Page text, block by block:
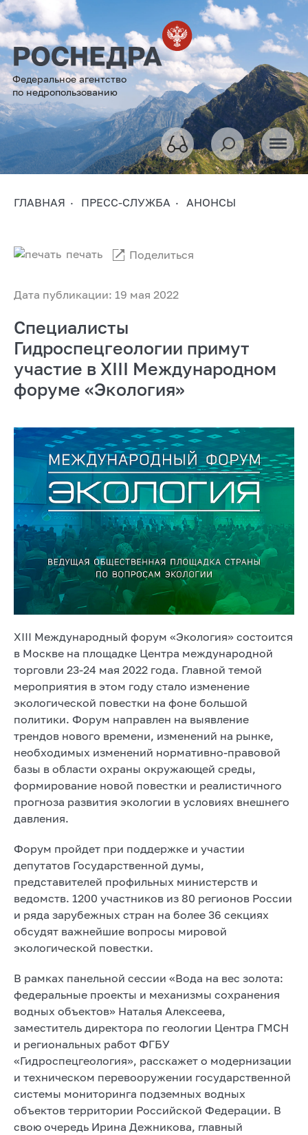
Федеральное агентство
по недропользованию
ГЛАВНАЯ ПРЕСС-СЛУЖБА АНОНСЫ
Дата публикации: 19 мая 2022
печать Поделиться
Специалисты
Гидроспецгеологии примут
участие в XIII Международном
форуме «Экология»
XIII Международный форум «Экология» состоится
в Москве на площадке Центра международной
торговли 23-24 мая 2022 года. Главной темой
мероприятия в этом году стало изменение
экологической повестки на фоне большой
политики. Форум направлен на выявление
трендов нового времени, изменений на рынке,
необходимых изменений нормативно-правовой
базы в области охраны окружающей среды,
формирование новой повестки и реалистичного
прогноза развития экологии в условиях внешнего
давления.
Форум пройдет при поддержке и участии
депутатов Государственной думы,
представителей профильных министерств и
ведомств. 1200 участников из 80 регионов России
и ряда зарубежных стран на более 36 секциях
обсудят важнейшие вопросы мировой
экологической повестки.
В рамках панельной сессии «Вода на вес золота:
федеральные проекты и механизмы сохранения
водных объектов» Наталья Алексеева,
заместитель директора по геологии Центра ГМСН
и региональных работ ФГБУ
«Гидроспецгеология», расскажет о модернизации
и техническом перевооружении государственной
системы мониторинга подземных водных
объектов территории Российской Федерации. В
свою очередь Ирина Дежникова, главный